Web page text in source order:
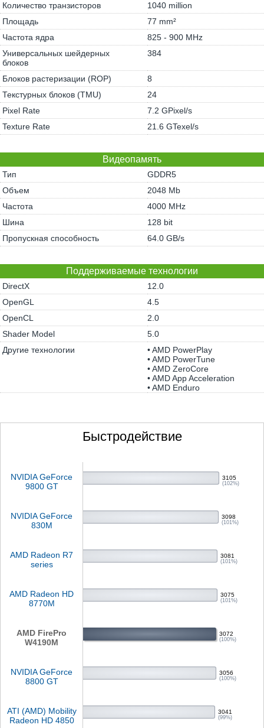
Количество транзисторов
1040 million
Площадь
77 mm²
Частота ядра
825 - 900 MHz
Универсальных шейдерных
блоков
384
Блоков растеризации (ROP)
8
Текстурных блоков (TMU)
24
Pixel Rate
7.2 GPixel/s
Texture Rate
21.6 GTexel/s
Видеопамять
Тип
GDDR5
Объем
2048 Mb
Частота
4000 MHz
Шина
128 bit
Пропускная способность
64.0 GB/s
Поддерживаемые технологии
DirectX
12.0
OpenGL
4.5
OpenCL
2.0
Shader Model
5.0
Другие технологии
• AMD PowerPlay
• AMD PowerTune
• AMD ZeroCore
• AMD App Acceleration
• AMD Enduro
Быстродействие
NVIDIA GeForce
9800 GT
3105
(102%)
NVIDIA GeForce
830M
3098
(101%)
AMD Radeon R7
series
3081
(101%)
AMD Radeon HD
8770M
3075
(101%)
AMD FirePro
W4190M
3072
(100%)
NVIDIA GeForce
8800 GT
3056
(100%)
ATI (AMD) Mobility
Radeon HD 4850
3041
(99%)